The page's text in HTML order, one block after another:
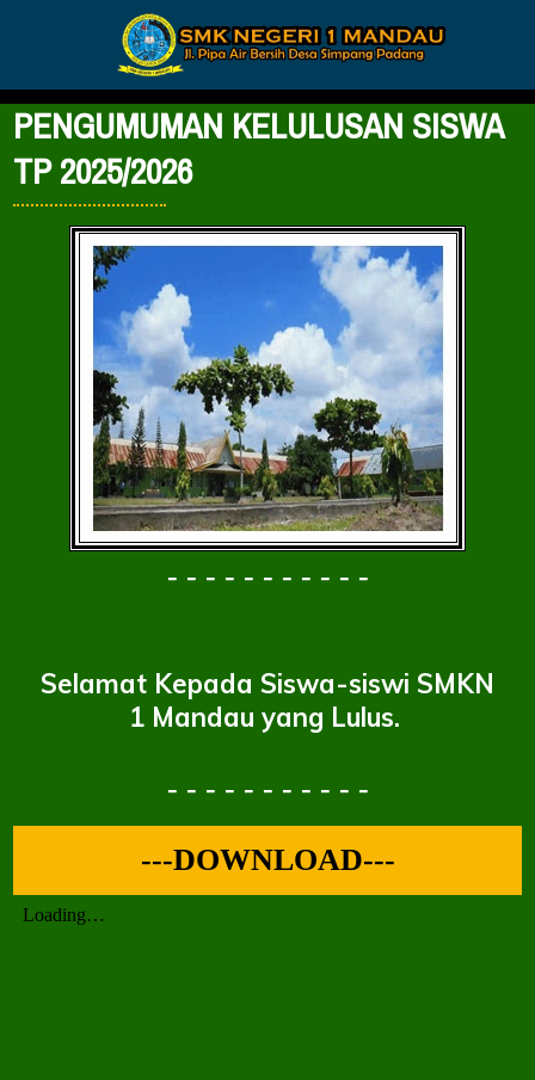
PENGUMUMAN KELULUSAN SISWA
TP 2025/2026
- - - - - - - - - - -
Selamat Kepada Siswa-siswi SMKN
1 Mandau yang Lulus.
- - - - - - - - - - -
---DOWNLOAD---